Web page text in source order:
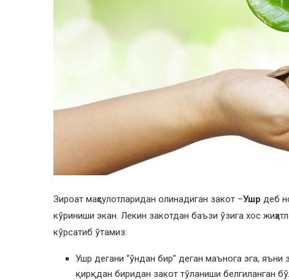
Зироат маҳсулотларидан олинадиган закот –Ушр деб
кўриниши экан. Лекин закотдан баъзи ўзига хос
кўрсатиб ўтамиз:
Ушр дегани “ўндан бир” деган маънога эга, яъни
қирқдан биридан закот тўланиши белгиланган